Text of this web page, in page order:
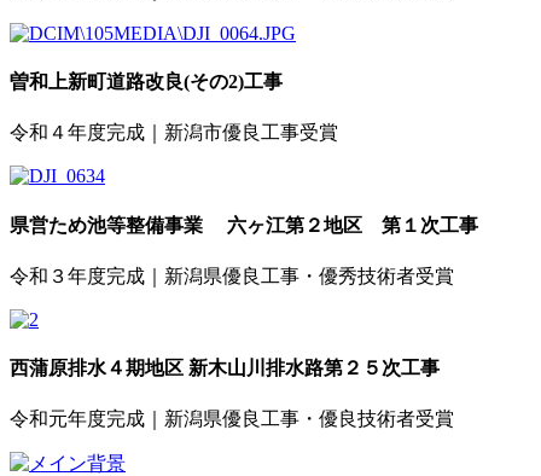
曽和上新町道路改良(その2)工事
令和４年度完成｜新潟市優良工事受賞
県営ため池等整備事業 六ヶ江第２地区 第１次工事
令和３年度完成｜新潟県優良工事・優秀技術者受賞
西蒲原排水４期地区 新木山川排水路第２５次工事
令和元年度完成｜新潟県優良工事・優良技術者受賞